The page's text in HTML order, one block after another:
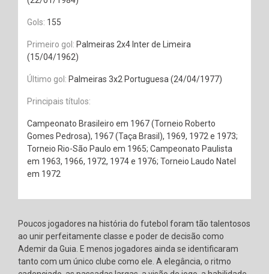
Gols: 155
Primeiro gol: Palmeiras 2x4 Inter de Limeira
(15/04/1962)
Último gol: Palmeiras 3x2 Portuguesa (24/04/1977)
Principais títulos:
Campeonato Brasileiro em 1967 (Torneio Roberto
Gomes Pedrosa), 1967 (Taça Brasil), 1969, 1972 e 1973;
Torneio Rio-São Paulo em 1965; Campeonato Paulista
em 1963, 1966, 1972, 1974 e 1976; Torneio Laudo Natel
em 1972
Poucos jogadores na história do futebol foram tão talentosos
ao unir perfeitamente classe e poder de decisão como
Ademir da Guia. E menos jogadores ainda se identificaram
tanto com um único clube como ele. A elegância, o ritmo